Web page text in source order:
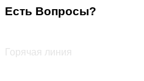
Есть Вопросы?
Горячая линия